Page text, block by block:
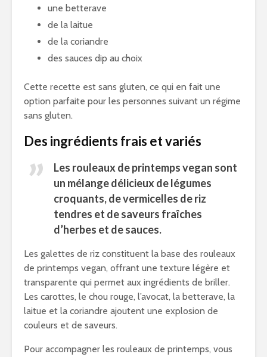
une betterave
de la laitue
de la coriandre
des sauces dip au choix
Cette recette est sans gluten, ce qui en fait une
option parfaite pour les personnes suivant un régime
sans gluten.
Des ingrédients frais et variés
Les rouleaux de printemps vegan sont
un mélange délicieux de légumes
croquants, de vermicelles de riz
tendres et de saveurs fraîches
d’herbes et de sauces.
Les galettes de riz constituent la base des rouleaux
de printemps vegan, offrant une texture légère et
transparente qui permet aux ingrédients de briller.
Les carottes, le chou rouge, l’avocat, la betterave, la
laitue et la coriandre ajoutent une explosion de
couleurs et de saveurs.
Pour accompagner les rouleaux de printemps, vous